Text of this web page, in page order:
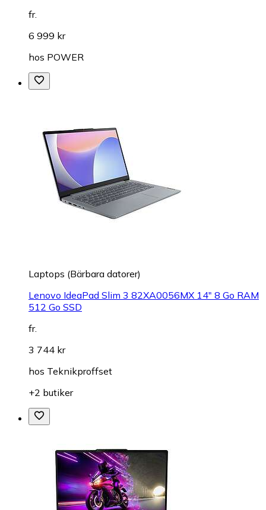
fr.
6 999 kr
hos POWER
Laptops (Bärbara datorer)
Lenovo IdeaPad Slim 3 82XA0056MX 14" 8 Go RAM
512 Go SSD
fr.
3 744 kr
hos Teknikproffset
+2 butiker